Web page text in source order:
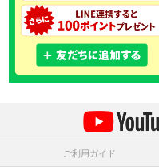
ご利用ガイド